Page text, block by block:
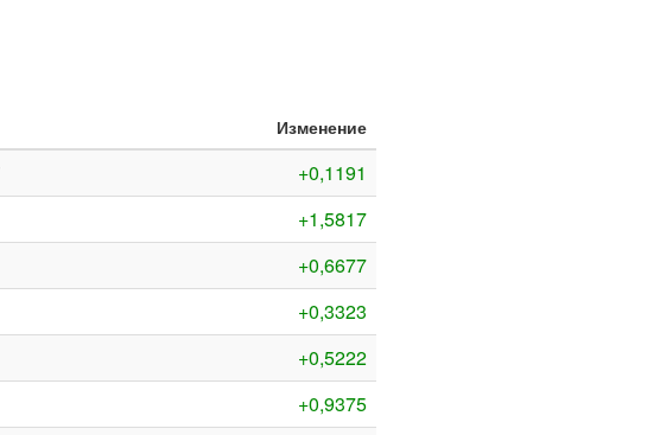
Изменение
+0,1191
+1,5817
+0,6677
+0,3323
+0,5222
+0,9375